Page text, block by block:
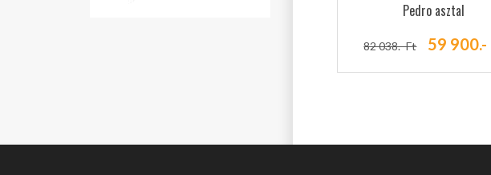
Pedro asztal
82 038.- Ft 59 900.-